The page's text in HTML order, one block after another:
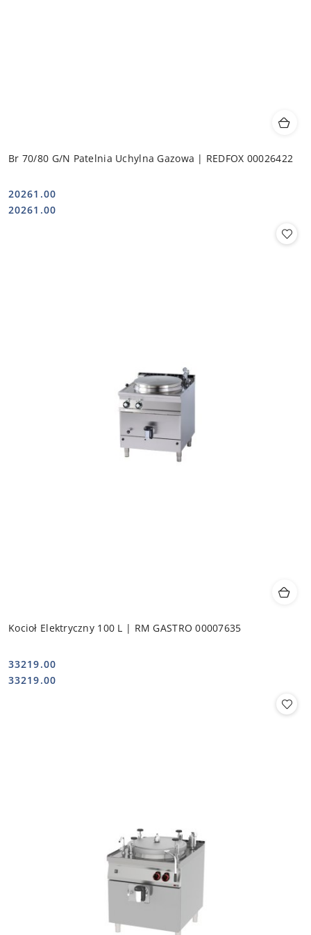
Br 70/80 G/N Patelnia Uchylna Gazowa | REDFOX 00026422
Cena:
20261.00
Cena:
20261.00
Kocioł Elektryczny 100 L | RM GASTRO 00007635
Cena:
33219.00
Cena:
33219.00